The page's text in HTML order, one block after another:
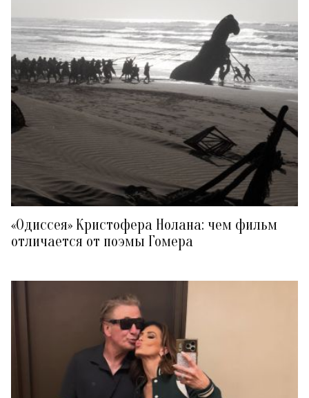
«Одиссея» Кристофера Нолана: чем фильм
отличается от поэмы Гомера